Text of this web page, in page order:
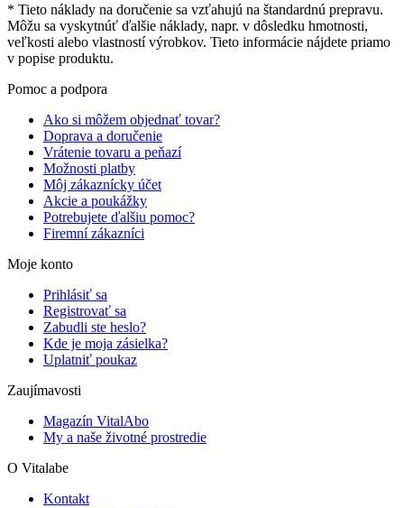
* Tieto náklady na doručenie sa vzťahujú na štandardnú prepravu.
Môžu sa vyskytnúť ďalšie náklady, napr. v dôsledku hmotnosti,
veľkosti alebo vlastností výrobkov. Tieto informácie nájdete priamo
v popise produktu.
Pomoc a podpora
Ako si môžem objednať tovar?
Doprava a doručenie
Vrátenie tovaru a peňazí
Možnosti platby
Môj zákaznícky účet
Akcie a poukážky
Potrebujete ďalšiu pomoc?
Firemní zákazníci
Moje konto
Prihlásiť sa
Registrovať sa
Zabudli ste heslo?
Kde je moja zásielka?
Uplatniť poukaz
Zaujímavosti
Magazín VitalAbo
My a naše životné prostredie
O Vitalabe
Kontakt